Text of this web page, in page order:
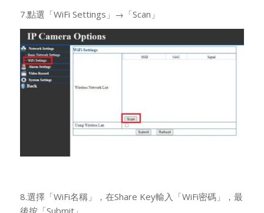
7.點選「WiFi Settings」→「Scan」
8.選擇「WiFi名稱」，在Share Key輸入「WiFi密碼」，最
後按「Submit」